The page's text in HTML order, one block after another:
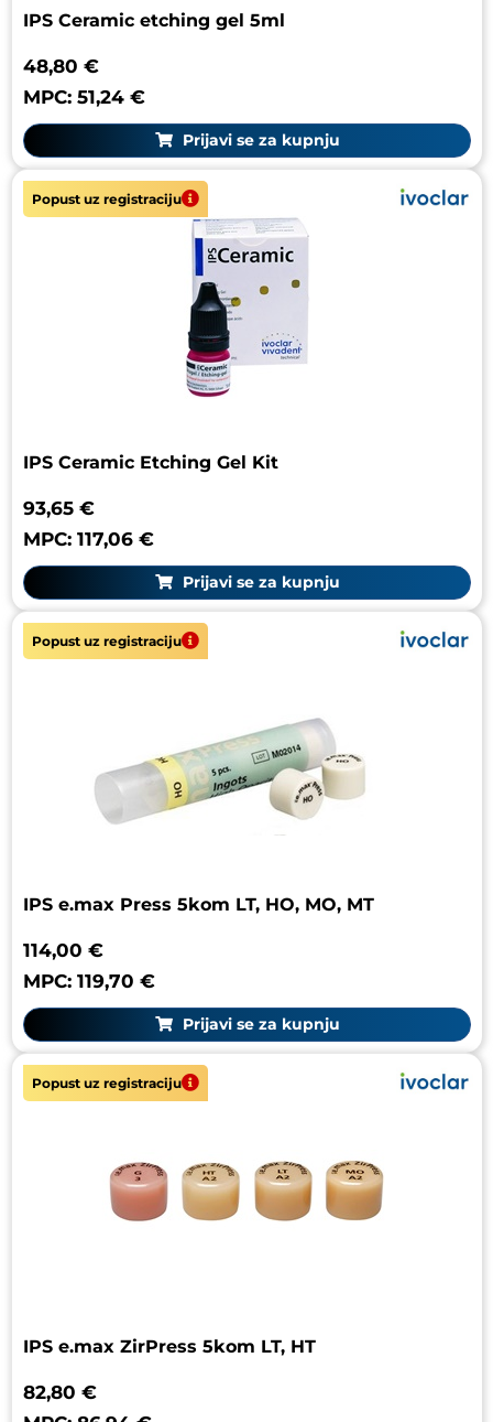
IPS Ceramic etching gel 5ml
48,80 €
MPC: 51,24 €
Prijavi se za kupnju
Popust uz registraciju
IPS Ceramic Etching Gel Kit
93,65 €
MPC: 117,06 €
Prijavi se za kupnju
Popust uz registraciju
IPS e.max Press 5kom LT, HO, MO, MT
114,00 €
MPC: 119,70 €
Prijavi se za kupnju
Popust uz registraciju
IPS e.max ZirPress 5kom LT, HT
82,80 €